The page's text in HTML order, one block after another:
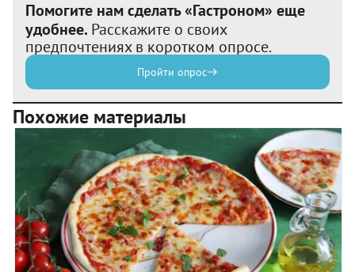
Помогите нам сделать «Гастроном» еще
удобнее. Расскажите о своих
предпочтениях в коротком опросе.
Пройти опрос
Похожие материалы